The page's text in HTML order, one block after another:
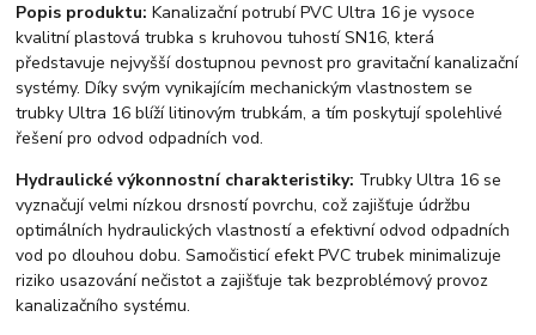
Popis produktu: Kanalizační potrubí PVC Ultra 16 je vysoce
kvalitní plastová trubka s kruhovou tuhostí SN16, která
představuje nejvyšší dostupnou pevnost pro gravitační kanalizační
systémy. Díky svým vynikajícím mechanickým vlastnostem se
trubky Ultra 16 blíží litinovým trubkám, a tím poskytují spolehlivé
řešení pro odvod odpadních vod.
Hydraulické výkonnostní charakteristiky: Trubky Ultra 16 se
vyznačují velmi nízkou drsností povrchu, což zajišťuje údržbu
optimálních hydraulických vlastností a efektivní odvod odpadních
vod po dlouhou dobu. Samočisticí efekt PVC trubek minimalizuje
riziko usazování nečistot a zajišťuje tak bezproblémový provoz
kanalizačního systému.